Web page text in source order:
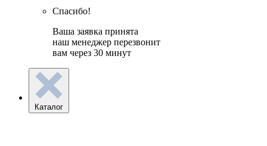
Спасибо!
Ваша заявка принята
наш менеджер перезвонит
вам через 30 минут
Каталог